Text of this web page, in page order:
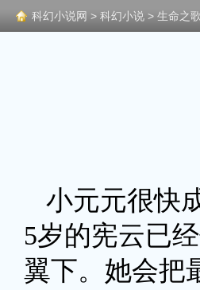
科幻小说网 > 科幻小说 > 生命之歌
小元元很快
5岁的宪云已
翼下。她会把